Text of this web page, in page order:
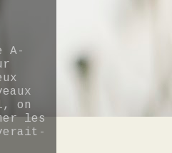
A-
on
les